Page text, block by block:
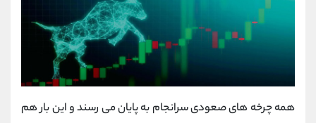
همه چرخه ‌های صعودی سرانجام به پایان می ‌رسند و این بار هم